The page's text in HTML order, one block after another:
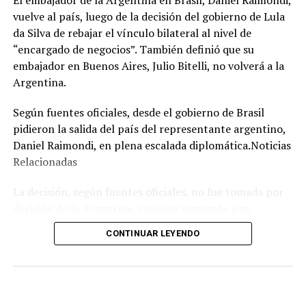
vuelve al país, luego de la decisión del gobierno de Lula
da Silva de rebajar el vínculo bilateral al nivel de
“encargado de negocios”. También definió que su
embajador en Buenos Aires, Julio Bitelli, no volverá a la
Argentina.
Según fuentes oficiales, desde el gobierno de Brasil
pidieron la salida del país del representante argentino,
Daniel Raimondi, en plena escalada diplomática.Noticias
Relacionadas
expreso pedido que el canciller de Brasil, Mauro Vieira,
le hizo al diplomático argentino cuando le entregaron la
CONTINUAR LEYENDO